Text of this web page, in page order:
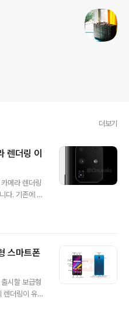
더보기
렌더링 이
메라 렌더링
다. 기존에 유
라 및 2개의
가진 카메라
만 화소 카
머와 같이 전
대폭 향상된
스마트폰
시할 보급형
더링이 유출